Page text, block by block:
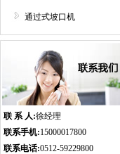
通过式坡口机
联 系 人:徐经理
联系手机:15000017800
联系电话:0512-59229800